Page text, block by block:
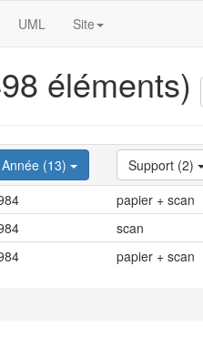
UML Site
éléments)
Année (13) Support (2)
papier + scan
scan
papier + scan